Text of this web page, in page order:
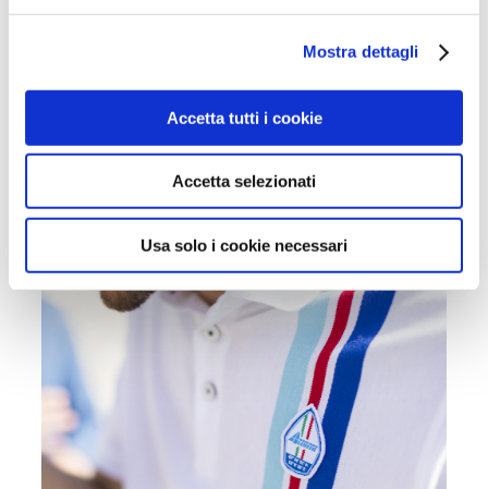
Mostra dettagli
Accetta tutti i cookie
Accetta selezionati
Usa solo i cookie necessari